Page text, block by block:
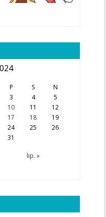
P S N
lip. »
3 4
5
10 11
12
17 18
19
24 25
26
31